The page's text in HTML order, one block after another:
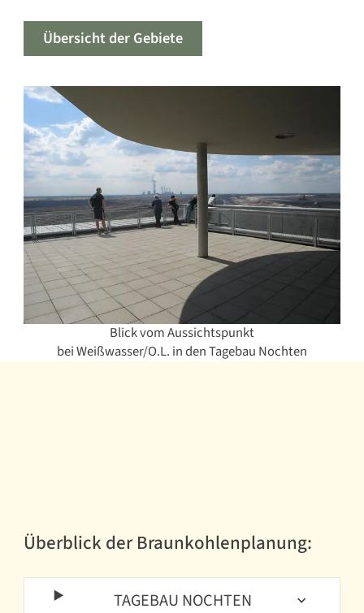
Übersicht der Gebiete
Blick vom Aussichtspunkt
bei Weißwasser/O.L. in den Tagebau Nochten
Überblick der Braunkohlenplanung:
TAGEBAU NOCHTEN